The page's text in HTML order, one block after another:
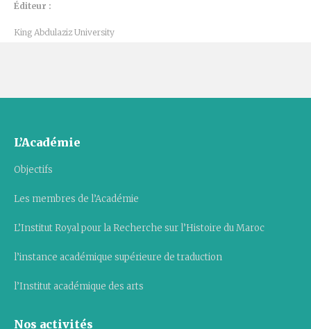
Éditeur :
King Abdulaziz University
L’Académie
Objectifs
Les membres de l’Académie
L’Institut Royal pour la Recherche sur l’Histoire du Maroc
l’instance académique supérieure de traduction
l’Institut académique des arts
Nos activités